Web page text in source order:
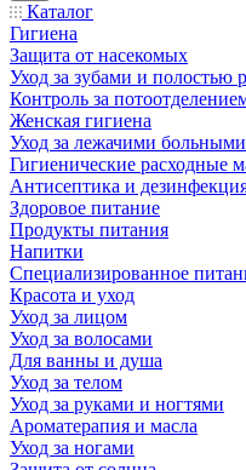
Каталог
Гигиена
Защита от насекомых
Уход за зубами и полостью
Контроль за
Женская гигиена
Уход за лежачими больными
Гигиенические расходные
Антисептика и
Здоровое питание
Продукты питания
Напитки
Специализированное
Красота и уход
Уход за лицом
Уход за волосами
Для ванны и душа
Уход за телом
Уход за руками и ногтями
Ароматерапия и масла
Уход за ногами